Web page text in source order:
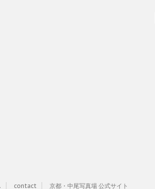
contact 京都・中尾写真場 公式サイト